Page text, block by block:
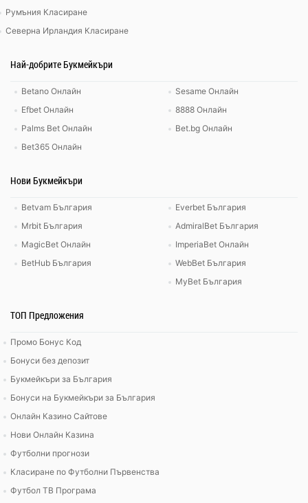
Румъния Класиране
Северна Ирландия Класиране
Най-добрите Букмейкъри
Betano Онлайн
Efbet Онлайн
Palms Bet Онлайн
Bet365 Онлайн
Sesame Онлайн
8888 Онлайн
Bet.bg Онлайн
Нови Букмейкъри
Betvam България
Mrbit България
MagicBet Онлайн
BetHub България
Everbet България
AdmiralBet България
ImperiaBet Онлайн
WebBet България
MyBet България
ТОП Предложения
Промо Бонус Код
Бонуси без депозит
Букмейкъри за България
Бонуси на Букмейкъри за България
Онлайн Казино Сайтове
Нови Онлайн Казина
Футболни прогнози
Класиране по Футболни Първенства
Футбол ТВ Програма